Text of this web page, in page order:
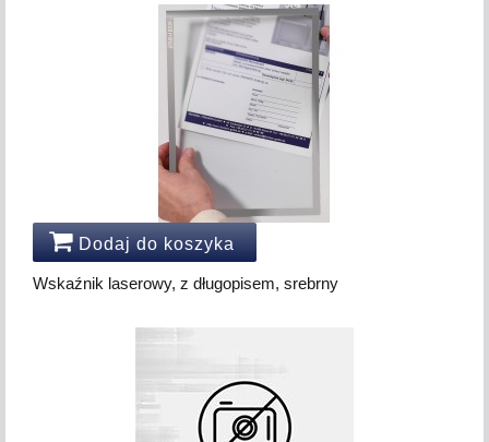
Dodaj do koszyka
Wskaźnik laserowy, z długopisem, srebrny